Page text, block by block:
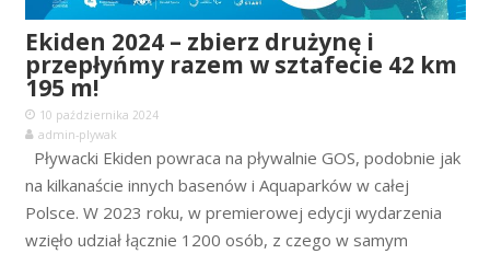
Ekiden 2024 – zbierz drużynę i
przepłyńmy razem w sztafecie 42 km
195 m!
10 października 2024
admin-plywak
Pływacki Ekiden powraca na pływalnie GOS, podobnie jak
na kilkanaście innych basenów i Aquaparków w całej
Polsce. W 2023 roku, w premierowej edycji wydarzenia
wzięło udział łącznie 1200 osób, z czego w samym